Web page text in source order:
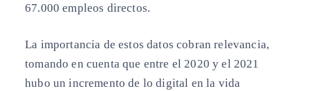
67.000 empleos directos.
La importancia de estos datos cobran relevancia,
tomando en cuenta que entre el 2020 y el 2021
hubo un incremento de lo digital en la vida